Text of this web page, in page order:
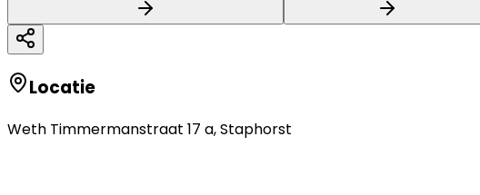
Locatie
Weth Timmermanstraat 17 a,Staphorst